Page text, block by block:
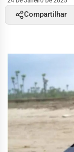
Compartilhar